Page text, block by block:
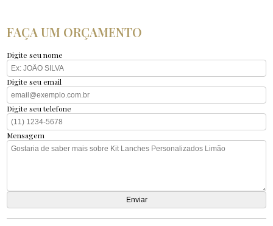
FAÇA UM ORÇAMENTO
Digite seu nome
Digite seu email
Digite seu telefone
Mensagem